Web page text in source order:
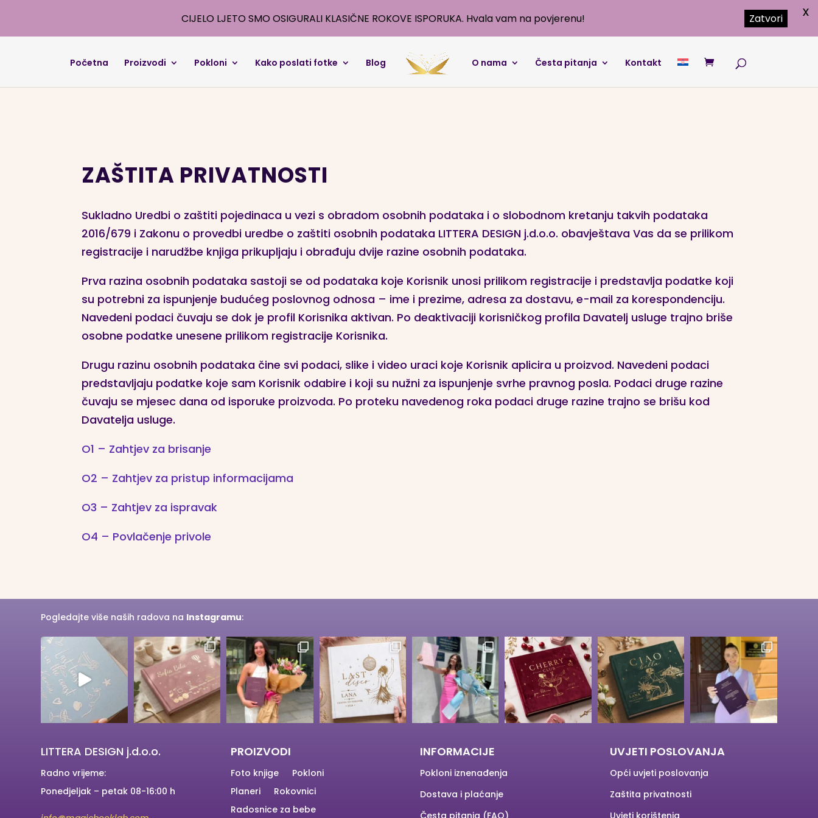
Početna Proizvodi Pokloni Kako poslati fotke Blog O nama Česta pitanja Kontakt
ZAŠTITA PRIVATNOSTI
Sukladno Uredbi o zaštiti pojedinaca u vezi s obradom osobnih podataka i o slobodnom kretanju takvih podataka
2016/679 i Zakonu o provedbi uredbe o zaštiti osobnih podataka LITTERA DESIGN j.d.o.o. obavještava Vas da se prilikom
registracije i narudžbe knjiga prikupljaju i obrađuju dvije razine osobnih podataka.
Prva razina osobnih podataka sastoji se od podataka koje Korisnik unosi prilikom registracije i predstavlja podatke koji
su potrebni za ispunjenje budućeg poslovnog odnosa – ime i prezime, adresa za dostavu, e-mail za korespondenciju.
Navedeni podaci čuvaju se dok je profil Korisnika aktivan. Po deaktivaciji korisničkog profila Davatelj usluge trajno briše
osobne podatke unesene prilikom registracije Korisnika.
Drugu razinu osobnih podataka čine svi podaci, slike i video uraci koje Korisnik aplicira u proizvod. Navedeni podaci
predstavljaju podatke koje sam Korisnik odabire i koji su nužni za ispunjenje svrhe pravnog posla. Podaci druge razine
čuvaju se mjesec dana od isporuke proizvoda. Po proteku navedenog roka podaci druge razine trajno se brišu kod
Davatelja usluge.
O1 – Zahtjev za brisanje
O2 – Zahtjev za pristup informacijama
O3 – Zahtjev za ispravak
O4 – Povlačenje privole
Pogledajte više naših radova na Instagramu:
LITTERA DESIGN j.d.o.o.
Radno vrijeme:
Ponedjeljak – petak 08-16:00 h
PROIZVODI
Foto knjige
Pokloni
Planeri
Rokovnici
Radosnice za bebe
INFORMACIJE
Pokloni iznenađenja
Dostava i plaćanje
UVJETI POSLOVANJA
Opći uvjeti poslovanja
Zaštita privatnosti
CIJELO LJETO SMO OSIGURALI KLASIČNE ROKOVE ISPORUKA. Hvala vam na povjerenu! Zatvori X